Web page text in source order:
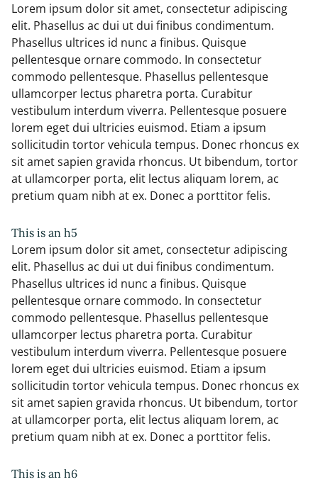
Lorem ipsum dolor sit amet, consectetur adipiscing
elit. Phasellus ac dui ut dui finibus condimentum.
Phasellus ultrices id nunc a finibus. Quisque
pellentesque ornare commodo. In consectetur
commodo pellentesque. Phasellus pellentesque
ullamcorper lectus pharetra porta. Curabitur
vestibulum interdum viverra. Pellentesque posuere
lorem eget dui ultricies euismod. Etiam a ipsum
sollicitudin tortor vehicula tempus. Donec rhoncus ex
sit amet sapien gravida rhoncus. Ut bibendum, tortor
at ullamcorper porta, elit lectus aliquam lorem, ac
pretium quam nibh at ex. Donec a porttitor felis.
This is an h5
Lorem ipsum dolor sit amet, consectetur adipiscing
elit. Phasellus ac dui ut dui finibus condimentum.
Phasellus ultrices id nunc a finibus. Quisque
pellentesque ornare commodo. In consectetur
commodo pellentesque. Phasellus pellentesque
ullamcorper lectus pharetra porta. Curabitur
vestibulum interdum viverra. Pellentesque posuere
lorem eget dui ultricies euismod. Etiam a ipsum
sollicitudin tortor vehicula tempus. Donec rhoncus ex
sit amet sapien gravida rhoncus. Ut bibendum, tortor
at ullamcorper porta, elit lectus aliquam lorem, ac
pretium quam nibh at ex. Donec a porttitor felis.
This is an h6